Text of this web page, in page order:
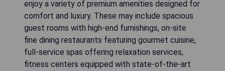
enjoy a variety of premium amenities designed for
comfort and luxury. These may include spacious
guest rooms with high-end furnishings, on-site
fine dining restaurants featuring gourmet cuisine,
full-service spas offering relaxation services,
fitness centers equipped with state-of-the-art